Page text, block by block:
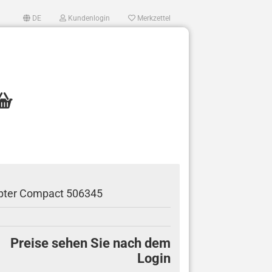
DE Kundenlogin Merkzettel
Compact 506345
Preise sehen Sie nach dem
Login